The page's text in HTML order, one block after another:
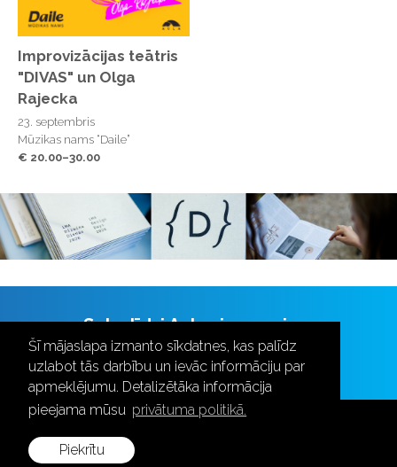
Šī mājaslapa izmanto sīkdatnes, kas palīdz
uzlabot tās darbību un ievāc informāciju par
apmeklējumu. Detalizētāka informācija
pieejama mūsu privātuma politikā.
Piekrītu
Improvizācijas teātris
"DIVAS" un Olga
Rajecka
23. septembris
Mūzikas nams “Daile”
€ 20.00–30.00
Seko līdzi Aulas jaunumiem